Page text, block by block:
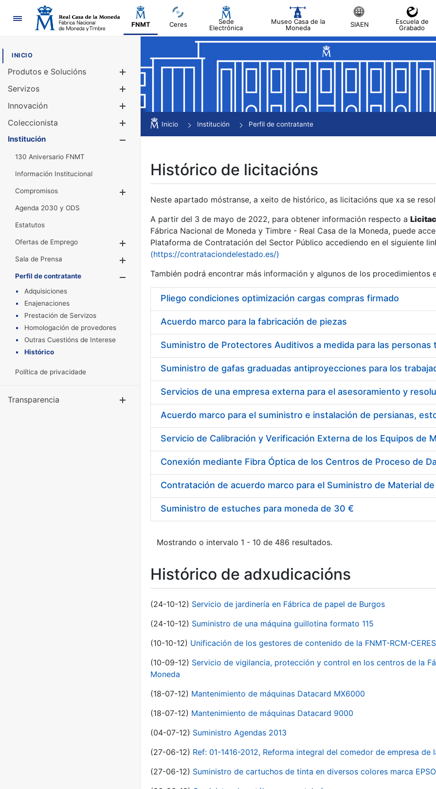
Navegación
FNMT Ceres
Sede
Electrónica
Museo Casa de la
Moneda
SIAEN
Escuela de
Grabado
INICIO
Produtos e Solucións
Mostrar/Ocultar
Servizos
Innovación
Coleccionista
Mostrar/Ocultar
Institución
130 Aniversario FNMT
Información Institucional
Compromisos
Agenda 2030 y ODS
Estatutos
Ofertas de Emprego
Mostrar/Ocultar
Sala de Prensa
Mostrar/Ocultar
Perfil de contratante
Mostrar/Ocultar
Adquisiciones
Enajenaciones
Prestación de Servizos
Homologación de provedores
Outras Cuestións de Interese
Histórico
Política de privacidade
Transparencia
Inicio Institución Perfil de contratante
Histórico de licitacións
Neste apartado móstranse, a xeito de histórico, as licitacións que xa se
A partir del 3 de mayo de 2022, para obtener información respecto a
Fábrica Nacional de Moneda y Timbre - Real Casa de la Moneda, puede
Plataforma de Contratación del Sector Público accediendo en el siguiente
(https://contrataciondelestado.es/)
También podrá encontrar más información y algunos de los procedimientos
Pliego condiciones optimización cargas compras firmado
Acuerdo marco para la fabricación de piezas
Acuerdo marco para el suministro e instalación de persianas,
Suministro de estuches para moneda de 30 €
Mostrando o intervalo 1 - 10 de 486 resultados.
Histórico de adxudicacións
(24-10-12) Servicio de jardinería en Fábrica de papel de Burgos
(24-10-12) Suministro de una máquina guillotina formato 115
(10-10-12) Unificación de los gestores de contenido de la FNMT-RCM-CERES
(10-09-12) Servicio de vigilancia, protección y control en los centros de la
Moneda
(18-07-12) Mantenimiento de máquinas Datacard MX6000
(18-07-12) Mantenimiento de máquinas Datacard 9000
(04-07-12) Suministro Agendas 2013
(27-06-12) Ref: 01-1416-2012, Reforma integral del comedor de empresa de
(27-06-12) Suministro de cartuchos de tinta en diversos colores marca